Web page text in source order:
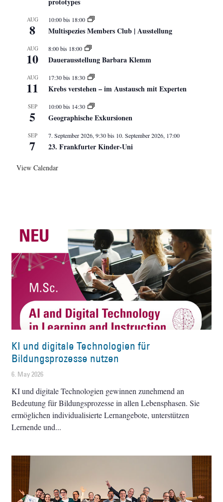
AUG
8
10:00bis 18:00
Multispezies Members Club | Ausstellung
AUG
10
8:00bis 18:00
Dauerausstellung Barbara Klemm
AUG
11
17:30bis 18:30
Krebs verstehen – im Austausch mit Experten
SEP
5
10:00bis 14:30
Geographische Exkursionen
SEP
7
7. September 2026, 9:30bis 10. September 2026, 17:00
23. Frankfurter Kinder-Uni
View Calendar
KI und digitale Technologien für
Bildungsprozesse nutzen
6. May 2026
KI und digitale Technologien gewinnen zunehmend an
Bedeutung für Bildungsprozesse in allen Lebensphasen. Sie
ermöglichen individualisierte Lernangebote, unterstützen
Lernende und